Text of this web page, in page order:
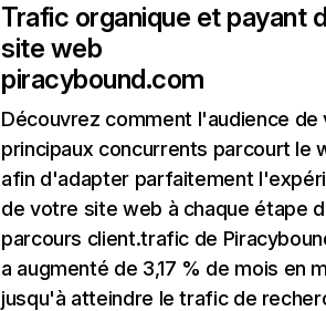
Trafic organique et payant
site web
piracybound.com
Découvrez comment l'audience de
principaux concurrents parcourt le
afin d'adapter parfaitement
de votre site web à chaque étape
parcours client.trafic de
a augmenté de 3,17 % de mois en
jusqu'à atteindre le trafic de